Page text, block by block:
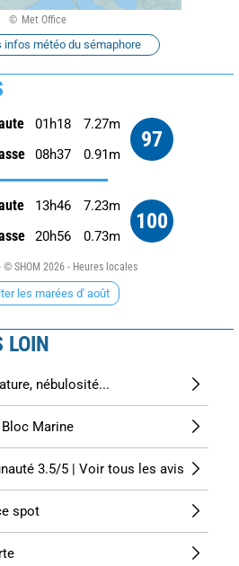
Met Office
infos météo du sémaphore
97
01h18 7.27m
08h37 0.91m
100
13h46 7.23m
20h56 0.73m
© SHOM 2026 - Heures locales
les marées d' août
LOIN
nébulosité...
Marine
3.5/5 | Voir tous les avis
spot